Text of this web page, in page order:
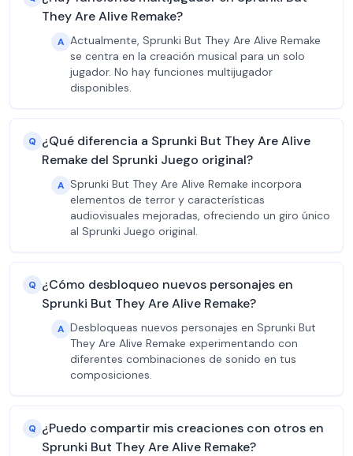
They Are Alive Remake?
A Actualmente, Sprunki But They Are Alive Remake
se centra en la creación musical para un solo
jugador. No hay funciones multijugador
disponibles.
Q ¿Qué diferencia a Sprunki But They Are Alive
Remake del Sprunki Juego original?
A Sprunki But They Are Alive Remake incorpora
elementos de terror y características
audiovisuales mejoradas, ofreciendo un giro único
al Sprunki Juego original.
Q ¿Cómo desbloqueo nuevos personajes en
Sprunki But They Are Alive Remake?
A Desbloqueas nuevos personajes en Sprunki But
They Are Alive Remake experimentando con
diferentes combinaciones de sonido en tus
composiciones.
Q ¿Puedo compartir mis creaciones con otros en
Sprunki But They Are Alive Remake?